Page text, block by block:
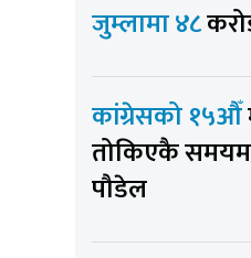
जुम्लामा ४८
कांग्रेसको १५औँ
तोकिएकै समयमा
पौडेल